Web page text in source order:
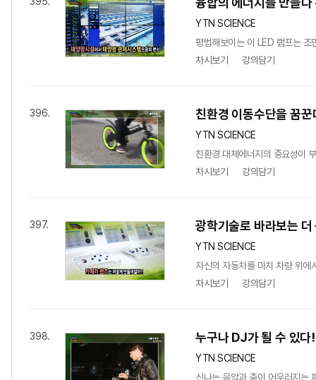
YTN SCIENCE
평범해보이는 이 LED 램프는 조
차시보기
강의담기
396. 친환경 이동수단을 꿈
YTN SCIENCE
친환경 대체에너지의 중요성이
차시보기
강의담기
397. 광학기술로 바라보는
YTN SCIENCE
자신의 자동차를 마치 차량 위
차시보기
강의담기
398. 누구나 DJ가 될 수 있
YTN SCIENCE
신나는 음악과 춤이 어우러지는